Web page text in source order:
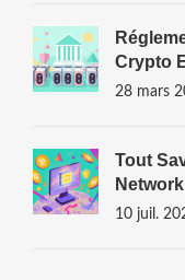
Crypto
Les
28 mars
Tout
10 juil.